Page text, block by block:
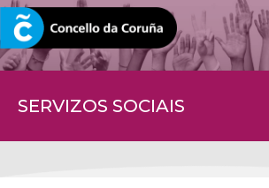
SERVIZOS SOCIAIS
CORUNA.GAL